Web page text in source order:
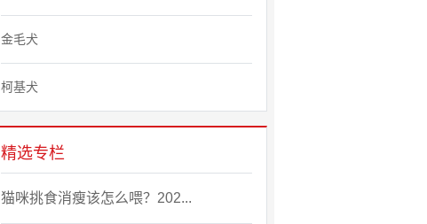
金毛犬
柯基犬
精选专栏
猫咪挑食消瘦该怎么喂？202...